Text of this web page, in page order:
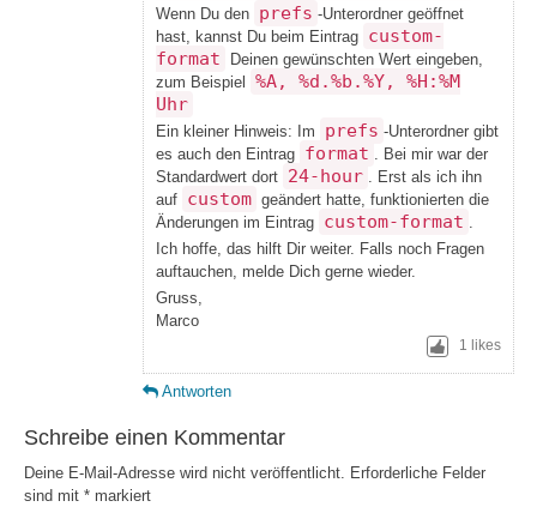
Wenn Du den prefs -Unterordner geöffnet
hast, kannst Du beim Eintrag custom-
format
Deinen gewünschten Wert eingeben,
zum Beispiel %A, %d.%b.%Y, %H:%M
Uhr
Ein kleiner Hinweis: Im prefs -Unterordner gibt
es auch den Eintrag format
. Bei mir war der
Standardwert dort 24-hour
. Erst als ich ihn
auf custom geändert hatte, funktionierten die
Änderungen im Eintrag custom-format
Ich hoffe, das hilft Dir weiter. Falls noch Fragen
auftauchen, melde Dich gerne wieder.
Gruss,
Marco
1 likes
Antworten
Schreibe einen Kommentar
Deine E-Mail-Adresse wird nicht veröffentlicht. Erforderliche Felder
sind mit *markiert